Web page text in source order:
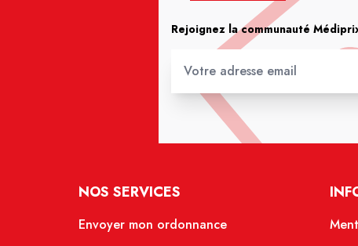
Rejoignez la communauté
NOS SERVICES
Envoyer mon ordonnance